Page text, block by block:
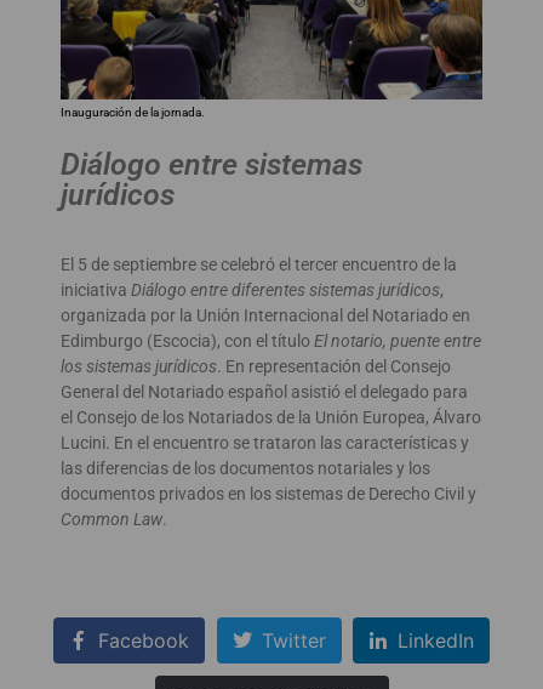
Inauguración de la jornada.
Diálogo entre sistemas
jurídicos
El 5 de septiembre se celebró el tercer encuentro de la
iniciativa Diálogo entre diferentes sistemas jurídicos,
organizada por la Unión Internacional del Notariado en
Edimburgo (Escocia), con el título El notario, puente entre
los sistemas jurídicos. En representación del Consejo
General del Notariado español asistió el delegado para
el Consejo de los Notariados de la Unión Europea, Álvaro
Lucini. En el encuentro se trataron las características y
las diferencias de los documentos notariales y los
documentos privados en los sistemas de Derecho Civil y
Common Law.
Facebook Twitter LinkedIn